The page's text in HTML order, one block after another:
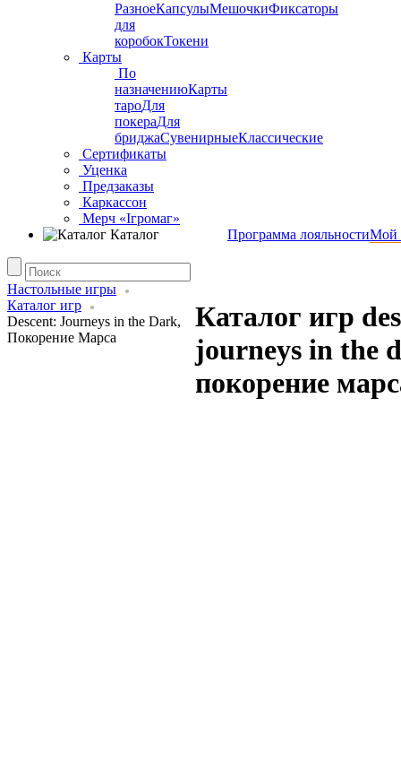
РазноеКапсулыМешочкиФиксаторы
для
коробокТокени
Карты
По
назначениюКарты
тароДля
покераДля
бриджаСувенирныеКлассические
Сертификаты
Уценка
Предзаказы
Каркассон
Мерч «Ігромаг»
Каталог
Программа лояльностиМой
Настольные игры
Каталог игр
Descent: Journeys in the Dark,
Покорение Марса
Каталог игр
journeys in the
покорение